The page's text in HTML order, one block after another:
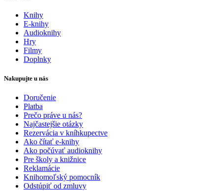
Knihy
E-knihy
Audioknihy
Hry
Filmy
Doplnky
Nakupujte u nás
Doručenie
Platba
Prečo práve u nás?
Najčastejšie otázky
Rezervácia v kníhkupectve
Ako čítať e-knihy
Ako počúvať audioknihy
Pre školy a knižnice
Reklamácie
Knihomoľský pomocník
Odstúpiť od zmluvy